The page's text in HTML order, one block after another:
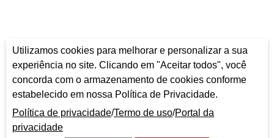
Utilizamos cookies para melhorar e personalizar a sua
experiência no site. Clicando em "Aceitar todos", você
concorda com o armazenamento de cookies conforme
estabelecido em nossa Política de Privacidade.
Política de privacidade/Termo de uso/Portal da
privacidade